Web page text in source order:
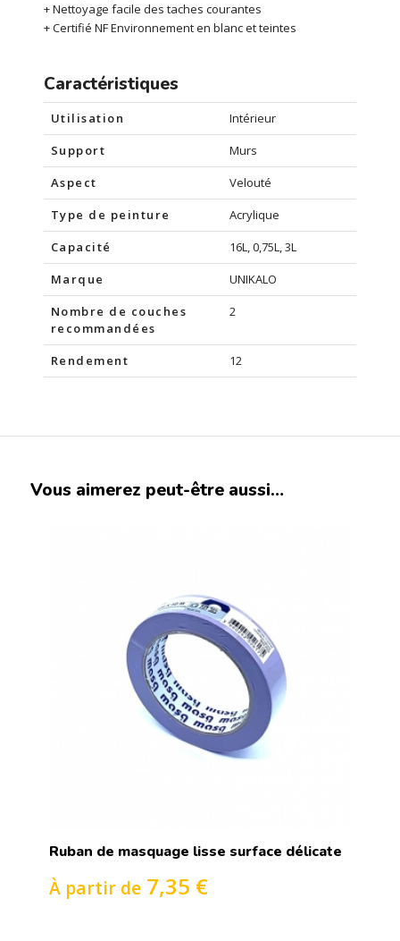
+ Nettoyage facile des taches courantes
+ Certifié NF Environnement en blanc et teintes
Caractéristiques
Utilisation
Intérieur
Support
Murs
Aspect
Velouté
Type de peinture
Acrylique
Capacité
16L, 0,75L, 3L
Marque
UNIKALO
Nombre de couches
recommandées
2
Rendement 12
Vous aimerez peut-être aussi…
Ruban de masquage lisse surface délicate
À partir de7,35 €